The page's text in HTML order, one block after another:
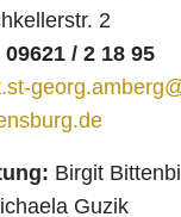
2
09621 / 2 18 95
Birgit
Guzik